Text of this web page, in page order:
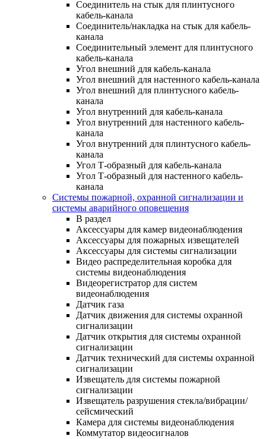
Соединитель на стык для плинтусного
кабель-канала
Соединитель/накладка на стык для кабель-
канала
Соединительный элемент для плинтусного
кабель-канала
Угол внешний для кабель-канала
Угол внешний для настенного кабель-канала
Угол внешний для плинтусного кабель-
канала
Угол внутренний для кабель-канала
Угол внутренний для настенного кабель-
канала
Угол внутренний для плинтусного кабель-
канала
Угол Т-образный для кабель-канала
Угол Т-образный для настенного кабель-
канала
Системы пожарной, охранной сигнализации и
системы аварийного оповещения
В раздел
Аксессуары для камер видеонаблюдения
Аксессуары для пожарных извещателей
Аксессуары для системы сигнализации
Видео распределительная коробка для
системы видеонаблюдения
Видеорегистратор для систем
видеонаблюдения
Датчик газа
Датчик движения для системы охранной
сигнализации
Датчик открытия для системы охранной
сигнализации
Датчик технический для системы охранной
сигнализации
Извещатель для системы пожарной
сигнализации
Извещатель разрушения стекла/вибрации/
сейсмический
Камера для системы видеонаблюдения
Коммутатор видеосигналов